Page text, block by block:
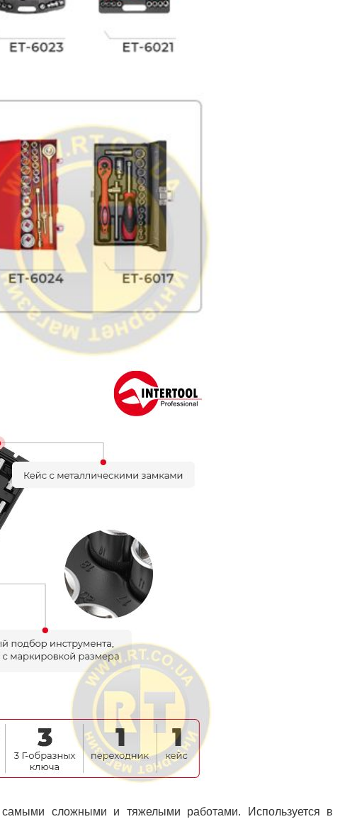
самыми сложными и тяжелыми работами. Используется в